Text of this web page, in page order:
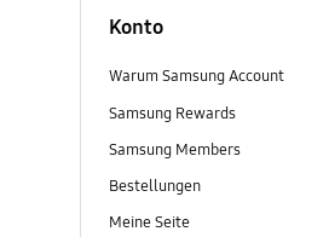
Konto
Warum Samsung Account
Samsung Rewards
Samsung Members
Bestellungen
Meine Seite